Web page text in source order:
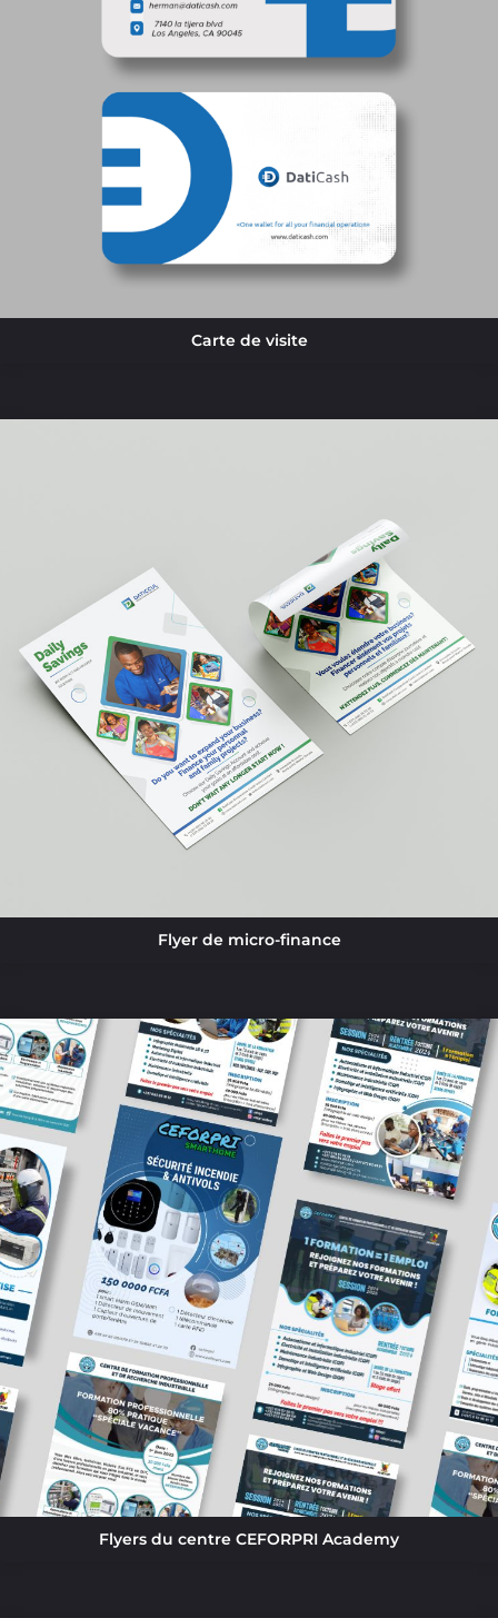
Carte de visite
Flyer de micro-finance
Flyers du centre CEFORPRI Academy